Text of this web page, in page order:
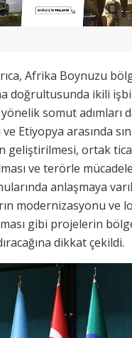
Afrika Boynuzu
doğrultusunda ikili
somut adımları
Etiyopya arasında
geliştirilmesi, ortak
ve terörle
anlaşmaya
modernizasyonu ve
gibi projelerin
dikkat çekildi.